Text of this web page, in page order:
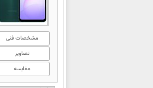
مشخصات فنی
تصاویر
مقایسه